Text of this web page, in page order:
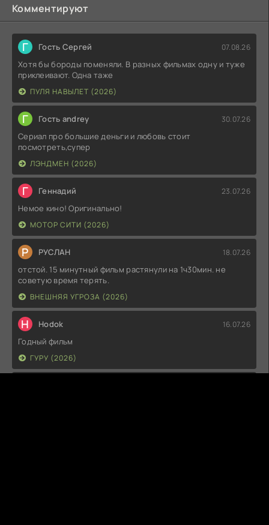
Комментируют
Г Гость Сергей 07.08.26
Хотя бы бороды поменяли. В разных фильмах одну и туже
приклеивают. Одна таже
ПУЛЯ НАВЫЛЕТ (2026)
Г Гость andrey 30.07.26
Сериал про большие деньги и любовь стоит
посмотреть,супер
ЛЭНДМЕН (2026)
Г Геннадий 23.07.26
Немое кино! Оригинально!
МОТОР СИТИ (2026)
Р РУСЛАН 18.07.26
отстой. 15 минутный фильм растянули на 1ч30мин. не
советую время терять.
ВНЕШНЯЯ УГРОЗА (2026)
H Hodok 16.07.26
Годный фильм
ГУРУ (2026)